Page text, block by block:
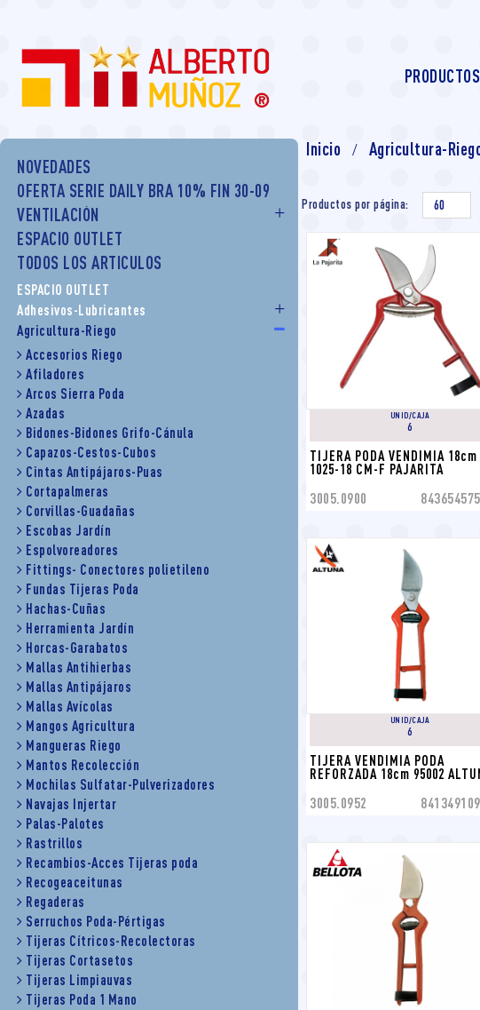
PRODUCTOS
NOVEDADES
OFERTA SERIE DAILY BRA 10% FIN 30-09
VENTILACIÓN
ESPACIO OUTLET
TODOS LOS ARTICULOS
ESPACIO OUTLET
Adhesivos-Lubricantes
Agricultura-Riego
Accesorios Riego
Afiladores
Arcos Sierra Poda
Azadas
Bidones-Bidones Grifo-Cánula
Capazos-Cestos-Cubos
Cintas Antipájaros-Puas
Cortapalmeras
Corvillas-Guadañas
Escobas Jardín
Espolvoreadores
Fittings- Conectores polietileno
Fundas Tijeras Poda
Hachas-Cuñas
Herramienta Jardín
Horcas-Garabatos
Mallas Antihierbas
Mallas Antipájaros
Mallas Avícolas
Mangos Agricultura
Mangueras Riego
Mantos Recolección
Mochilas Sulfatar-Pulverizadores
Navajas Injertar
Palas-Palotes
Rastrillos
Recambios-Acces Tijeras poda
Recogeaceitunas
Regaderas
Serruchos Poda-Pértigas
Tijeras Cítricos-Recolectoras
Tijeras Cortasetos
Tijeras Limpiauvas
Tijeras Poda 1 Mano
Inicio Agricultura-
Productos por página: 60
UNID/CAJA
6
TIJERA PODA VENDIMIA 18cm
1025-18 CM-F PAJARITA
3005.0900
UNID/CAJA
6
TIJERA VENDIMIA PODA
REFORZADA 18cm 95002
3005.0952